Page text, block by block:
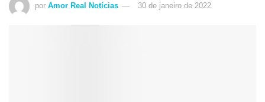
por Amor Real Notícias 30 de janeiro de 2022